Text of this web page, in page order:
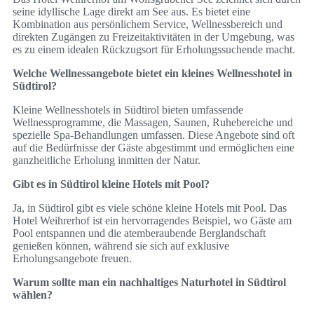
seine idyllische Lage direkt am See aus. Es bietet eine
Kombination aus persönlichem Service, Wellnessbereich und
direkten Zugängen zu Freizeitaktivitäten in der Umgebung, was
es zu einem idealen Rückzugsort für Erholungssuchende macht.
Welche Wellnessangebote bietet ein kleines Wellnesshotel in
Südtirol?
Kleine Wellnesshotels in Südtirol bieten umfassende
Wellnessprogramme, die Massagen, Saunen, Ruhebereiche und
spezielle Spa-Behandlungen umfassen. Diese Angebote sind oft
auf die Bedürfnisse der Gäste abgestimmt und ermöglichen eine
ganzheitliche Erholung inmitten der Natur.
Gibt es in Südtirol kleine Hotels mit Pool?
Ja, in Südtirol gibt es viele schöne kleine Hotels mit Pool. Das
Hotel Weihrerhof ist ein hervorragendes Beispiel, wo Gäste am
Pool entspannen und die atemberaubende Berglandschaft
genießen können, während sie sich auf exklusive
Erholungsangebote freuen.
Warum sollte man ein nachhaltiges Naturhotel in Südtirol
wählen?